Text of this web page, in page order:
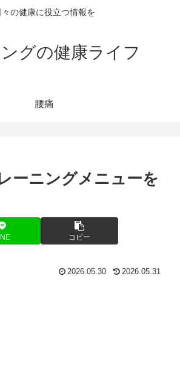
々の健康に役立つ情報を
グの健康ライフ
腰痛
ーニングメニューを
コピー
2026.05.30 2026.05.31